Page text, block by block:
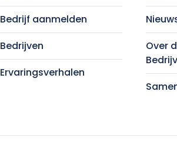
Bedrijf aanmelden
Bedrijven
Ervaringsverhalen
Over